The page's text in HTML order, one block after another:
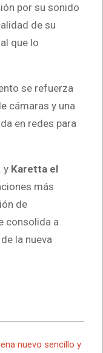
por su sonido
de su
que lo
se refuerza
cámaras y una
en redes para
y Karetta el
más
de
consolida a
la nueva
nuevo sencillo y